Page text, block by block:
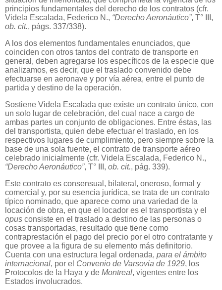
principios fundamentales del derecho de los contratos (cfr.
Videla Escalada, Federico N., “Derecho Aeronáutico”, T° III,
ob. cit., págs. 337/338).
A los dos elementos fundamentales enunciados, que
coinciden con otros tantos del contrato de transporte en
general, deben agregarse los específicos de la especie que
analizamos, es decir, que el traslado convenido debe
efectuarse en aeronave y por vía aérea, entre el punto de
partida y destino de la operación.
Sostiene Videla Escalada que existe un contrato único, con
un solo lugar de celebración, del cual nace a cargo de
ambas partes un conjunto de obligaciones. Entre éstas, las
del transportista, quien debe efectuar el traslado, en los
respectivos lugares de cumplimiento, pero siempre sobre la
base de una sola fuente, el contrato de transporte aéreo
celebrado inicialmente (cfr. Videla Escalada, Federico N.,
“Derecho Aeronáutico”, T° III, ob. cit., pág. 339).
Este contrato es consensual, bilateral, oneroso, formal y
comercial y, por su esencia jurídica, se trata de un contrato
típico nominado, que aparece como una variedad de la
locación de obra, en que el locador es el transportista y el
opus consiste en el traslado a destino de las personas o
cosas transportadas, resultado que tiene como
contraprestación el pago del precio por el otro contratante y
que provee a la figura de su elemento más definitorio.
Cuenta con una estructura legal ordenada, para el ámbito
internacional, por el Convenio de Varsovia de 1929, los
Protocolos de la Haya y de Montreal, vigentes entre los
Estados involucrados.